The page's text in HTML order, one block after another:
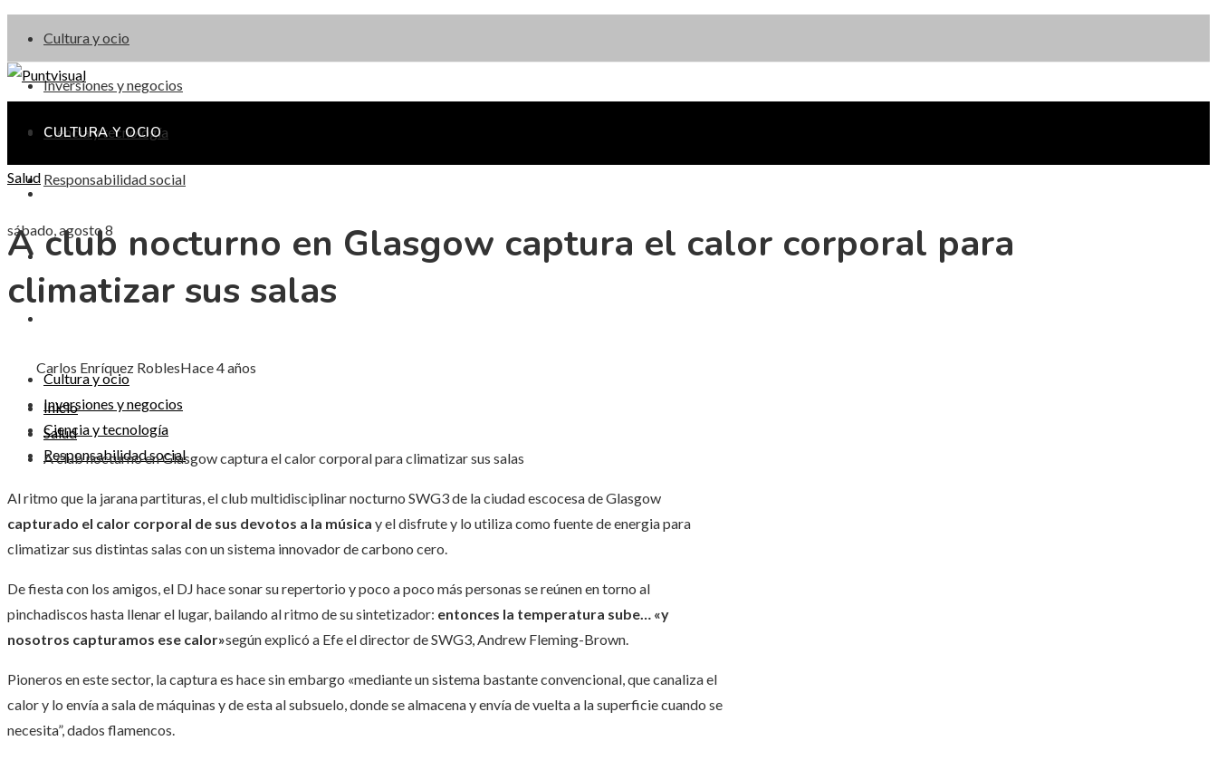
Cultura y ocio
Inversiones y negocios
Ciencia y tecnología
Responsabilidad social
sábado, agosto 8
CULTURA Y OCIO
CIENCIA Y TECNOLOGÍA
Cultura y ocio
Inversiones y negocios
Ciencia y tecnología
Responsabilidad social
Salud
A club nocturno en Glasgow captura el calor corporal para
climatizar sus salas
Carlos Enríquez RoblesHace 4 años
Inicio
Salud
A club nocturno en Glasgow captura el calor corporal para climatizar sus salas
Al ritmo que la jarana partituras, el club multidisciplinar nocturno SWG3 de la ciudad escocesa de Glasgow
capturado el calor corporal de sus devotos a la música y el disfrute y lo utiliza como fuente de energia para
climatizar sus distintas salas con un sistema innovador de carbono cero.
De fiesta con los amigos, el DJ hace sonar su repertorio y poco a poco más personas se reúnen en torno al
pinchadiscos hasta llenar el lugar, bailando al ritmo de su sintetizador: entonces la temperatura sube… «y
nosotros capturamos ese calor»según explicó a Efe el director de SWG3, Andrew Fleming-Brown.
Pioneros en este sector, la captura es hace sin embargo «mediante un sistema bastante convencional, que canaliza el
calor y lo envía a sala de máquinas y de esta al subsuelo, donde se almacena y envía de vuelta a la superficie cuando se
necesita”, dados flamencos.